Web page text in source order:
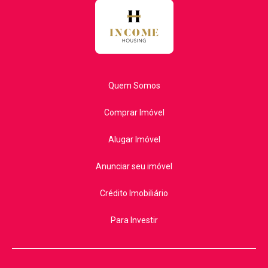
Quem Somos
Comprar Imóvel
Alugar Imóvel
Anunciar seu imóvel
Crédito Imobiliário
Para Investir